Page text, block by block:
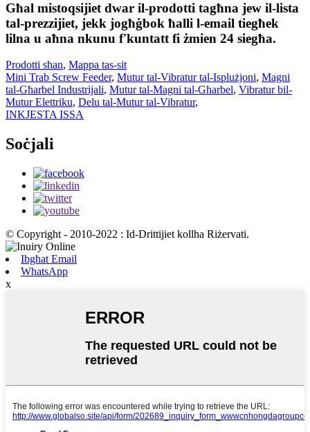
Għal mistoqsijiet dwar il-prodotti tagħna jew il-lista
tal-prezzijiet, jekk jogħġbok ħalli l-email tiegħek
lilna u aħna nkunu f'kuntatt fi żmien 24 siegħa.
Prodotti sħan, Mappa tas-sit
Mini Trab Screw Feeder, Mutur tal-Vibratur tal-Isplużjoni, Magni
tal-Għarbel Industrijali, Mutur tal-Magni tal-Għarbel, Vibratur bil-
Mutur Elettriku, Delu tal-Mutur tal-Vibratur,
INKJESTA ISSA
Soċjali
© Copyright - 2010-2022 : Id-Drittijiet kollha Riżervati.
Ibgħat Email
WhatsApp
x